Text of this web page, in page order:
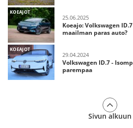
KOEAJOT
25.06.2025
Koeajo: Volkswagen
maailman paras auto?
KOEAJOT
29.04.2024
Volkswagen ID.7 -
parempaa
Sivun alkuun